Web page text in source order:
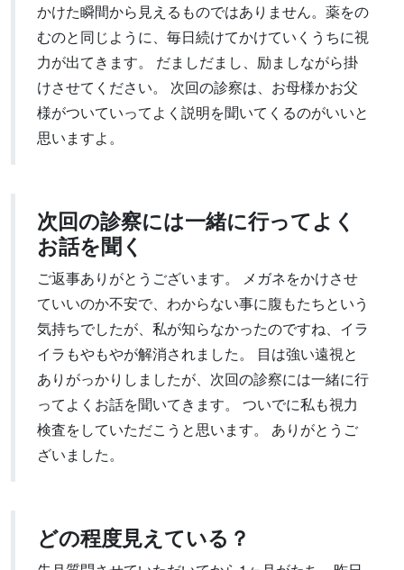
かけた瞬間から見えるものではありません。薬をの
むのと同じように、毎日続けてかけていくうちに視
力が出てきます。 だましだまし、励ましながら掛
けさせてください。 次回の診察は、お母様かお父
様がついていってよく説明を聞いてくるのがいいと
思いますよ。
次回の診察には一緒に行ってよく
お話を聞く
ご返事ありがとうございます。 メガネをかけさせ
ていいのか不安で、わからない事に腹もたちという
気持ちでしたが、私が知らなかったのですね、イラ
イラもやもやが解消されました。 目は強い遠視と
ありがっかりしましたが、次回の診察には一緒に行
ってよくお話を聞いてきます。 ついでに私も視力
検査をしていただこうと思います。 ありがとうご
ざいました。
どの程度見えている？